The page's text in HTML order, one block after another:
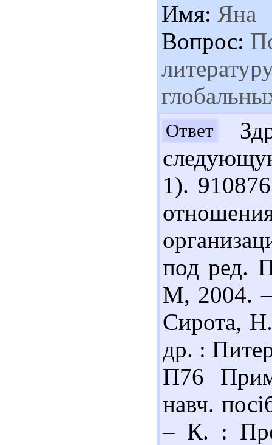
Имя: Яна
Вопрос:
Ответ
1).
под ред.
М, 2004.
Сирота,
др. :
П76
навч.
– К. :